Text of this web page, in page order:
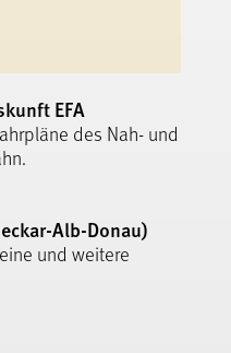
EFA
des Nah- und
Alb-Donau)
und weitere